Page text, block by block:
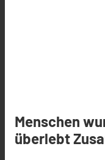
Menschen
überlebt